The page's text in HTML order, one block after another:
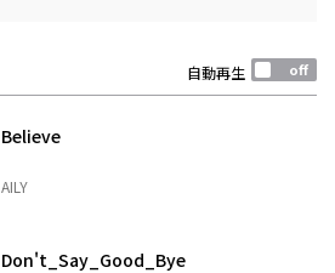
自動再生
Believe
AILY
Don't_Say_Good_Bye